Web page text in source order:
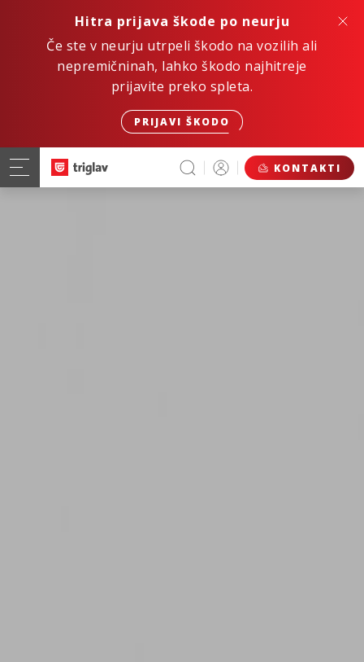
Hitra prijava škode po neurju
Če ste v neurju utrpeli škodo na vozilih ali
nepremičninah, lahko škodo najhitreje
prijavite preko spleta.
PRIJAVI ŠKODO
KONTAKTI